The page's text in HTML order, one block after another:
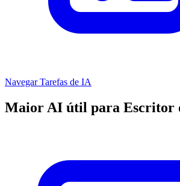
Navegar Tarefas de IA
Maior AI útil para Escritor